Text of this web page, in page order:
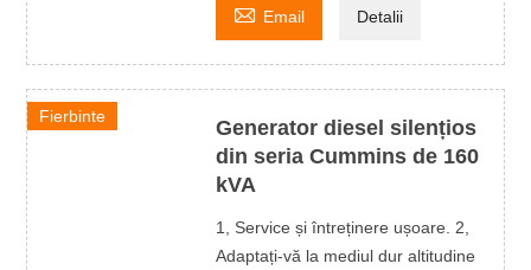
 Email Detalii
Fierbinte
Generator diesel silențios
din seria Cummins de 160
kVA
1, Service și întreținere ușoare. 2,
Adaptați-vă la mediul dur altitudine